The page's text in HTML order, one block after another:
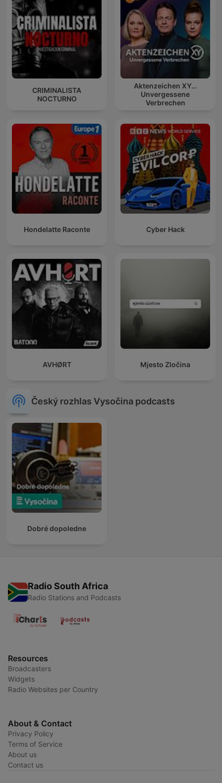
CRIMINALISTA
NOCTURNO
Aktenzeichen XY…
Unvergessene
Verbrechen
Hondelatte Raconte Cyber Hack
AVHØRT Mjesto Zločina
Český rozhlas Vysočina podcasts
Dobré dopoledne
Radio South Africa
Radio Stations and Podcasts
Resources
Broadcasters
Widgets
Radio Websites per Country
About & Contact
Privacy Policy
Terms of Service
About us
Contact us